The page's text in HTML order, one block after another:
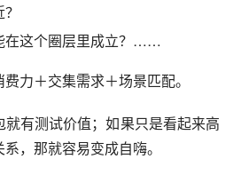
在这个圈层里成立？……
力＋交集需求＋场景匹配。
有测试价值；如果只是看起来高
，那就容易变成自嗨。